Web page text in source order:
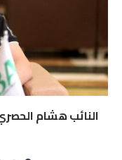
النائب هشام